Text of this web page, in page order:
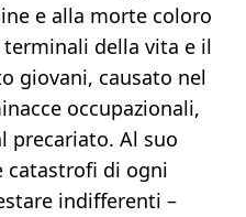
e alla morte coloro
della vita e il
giovani, causato nel
occupazionali,
precariato. Al suo
catastrofi di ogni
indifferenti –